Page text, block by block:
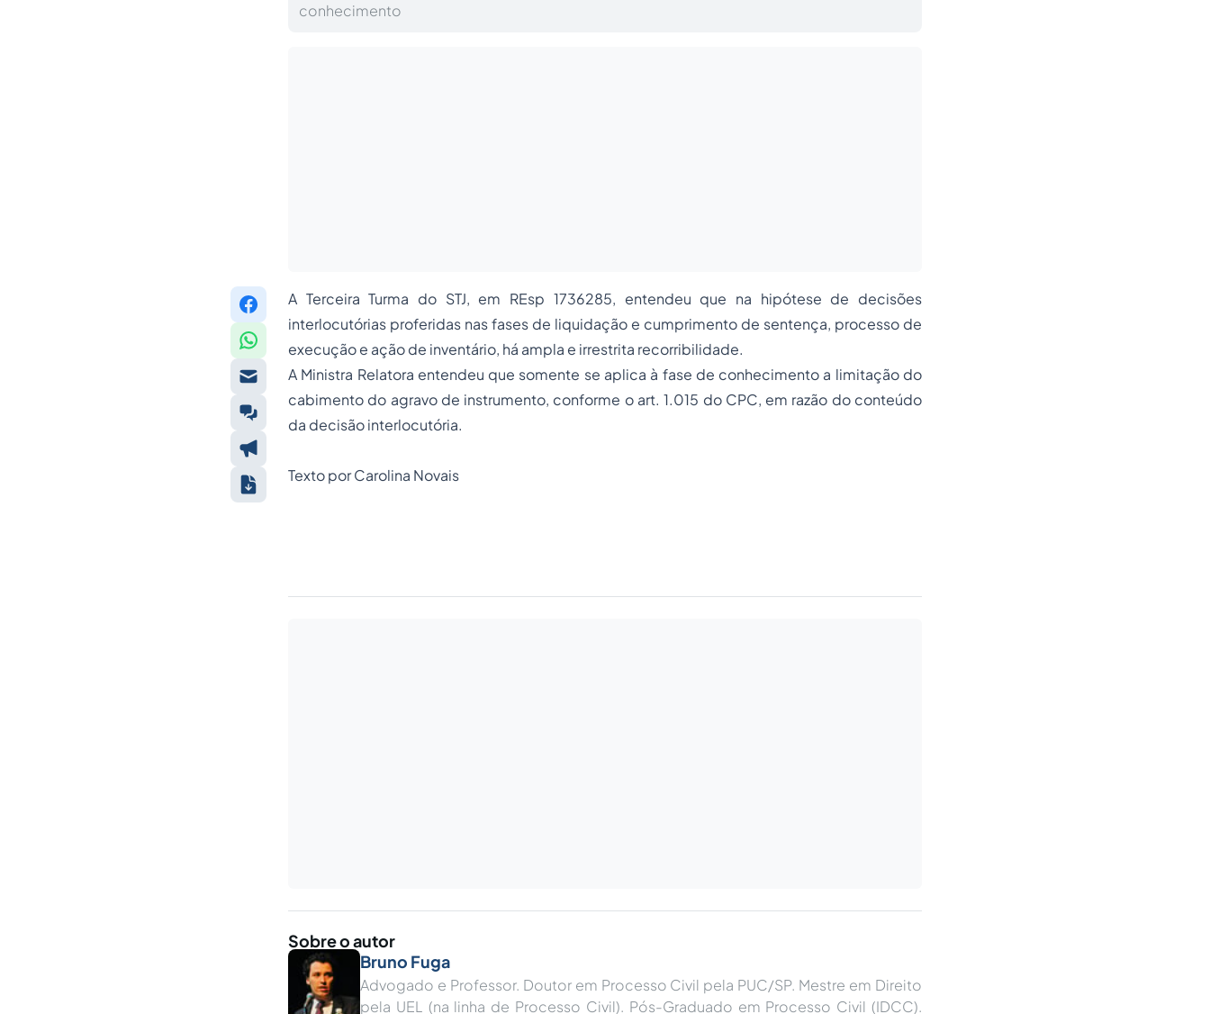
conhecimento
A Terceira Turma do STJ, em REsp 1736285, entendeu que na hipótese de decisões
interlocutórias proferidas nas fases de liquidação e cumprimento de sentença, processo de
execução e ação de inventário, há ampla e irrestrita recorribilidade.
A Ministra Relatora entendeu que somente se aplica à fase de conhecimento a limitação do
cabimento do agravo de instrumento, conforme o art. 1.015 do CPC, em razão do conteúdo
da decisão interlocutória.
Texto por Carolina Novais
Sobre o autor
Bruno Fuga
Advogado e Professor. Doutor em Processo Civil pela PUC/SP. Mestre em Direito
pela UEL (na linha de Processo Civil). Pós-Graduado em Processo Civil (IDCC).